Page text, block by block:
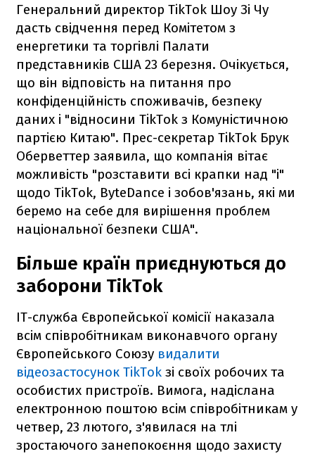
Генеральний директор TikTok Шоу Зі Чу
дасть свідчення перед Комітетом з
енергетики та торгівлі Палати
представників США 23 березня. Очікується,
що він відповість на питання про
конфіденційність споживачів, безпеку
даних і "відносини TikTok з Комуністичною
партією Китаю". Прес-секретар TikTok Брук
Оберветтер заявила, що компанія вітає
можливість "розставити всі крапки над "і"
щодо TikTok, ByteDance і зобов'язань, які ми
беремо на себе для вирішення проблем
національної безпеки США".
Більше країн приєднуються до
заборони TikTok
ІТ-служба Європейської комісії наказала
всім співробітникам виконавчого органу
Європейського Союзу видалити
відеозастосунок TikTok зі своїх робочих та
особистих пристроїв. Вимога, надіслана
електронною поштою всім співробітникам у
четвер, 23 лютого, з'явилася на тлі
зростаючого занепокоєння щодо захисту